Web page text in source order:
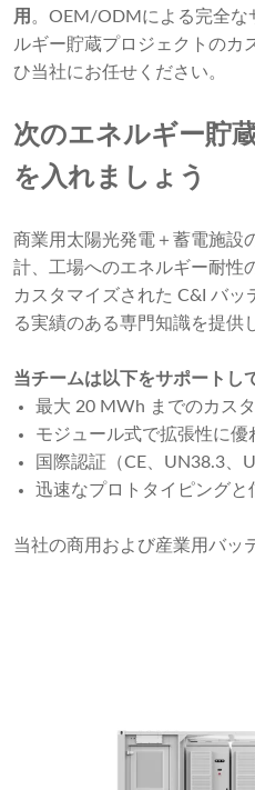
用 。OEM/ODMによる完全な
ルギー貯蔵プロジェクトのカ
ひ当社にお任せください。
次のエネルギー貯
を入れましょう
商業用太陽光発電＋蓄電施設
計、工場へのエネルギー耐性
カスタマイズされた C&I バ
る実績のある専門知識を提供
当チームは以下をサポートし
最大 20 MWh までのカス
モジュール式で拡張性に
国際認証（CE、UN38.3、
迅速なプロトタイピングと
当社の商用および産業用バッ